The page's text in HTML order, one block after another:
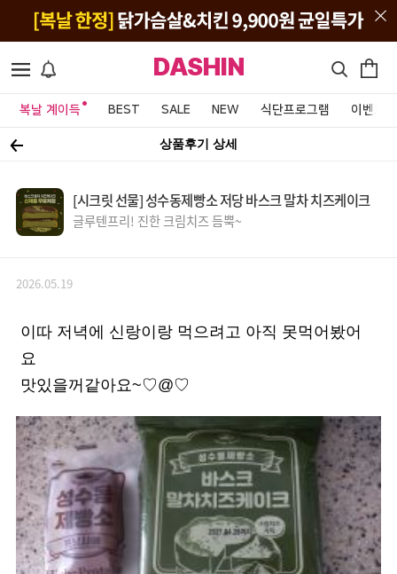
DASHIN
복날 계이득 BEST SALE NEW 식단프로그램 이벤트&
상품후기 상세
[시크릿 선물] 성수동제빵소 저당 바스크 말차 치즈케이크
글루텐프리! 진한 크림치즈 듬뿍~
2026.05.19
이따 저녁에 신랑이랑 먹으려고 아직 못먹어봤어
요
맛있을꺼같아요~♡@♡